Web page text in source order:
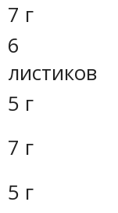
7 г
6
листиков
5 г
7 г
5 г